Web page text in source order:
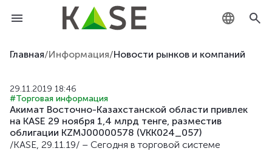
KZ
EN
Главная/Информация/Новости рынков и компаний
29.11.2019 18:46
#Торговая информация
Акимат Восточно-Казахстанской области привлек
на KASE 29 ноября 1,4 млрд тенге, разместив
облигации KZMJ00000578 (VKK024_057)
/KASE, 29.11.19/ – Сегодня в торговой системе